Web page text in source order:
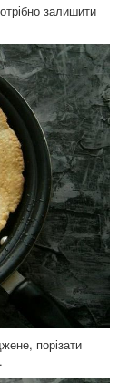
залишити
порізати